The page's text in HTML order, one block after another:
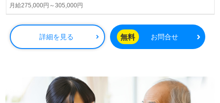
◎『フォービス（Forvice=form service）理想のカタチをサ
ービスに』。きめ細やかな介護サポートを実現される事業
所様！◎
看護助手や介護職経験のある方をお迎えします。グループ
務シフト、1食200円の食事補助等の福利厚生もうれしいポ
イント！『少人数制の環境でお一人おひとりに寄り添いた
い』『認知症関連の資格取得を目指している、介護知識や
月給275,000円～305,000円
詳細を見る 無料 お問合せ